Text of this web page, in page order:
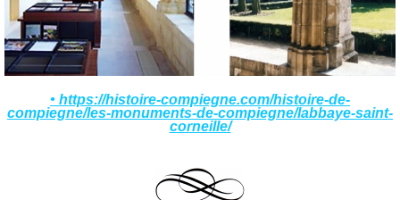
• https://histoire-compiegne.com/histoire-de-
compiegne/les-monuments-de-compiegne/labbaye-saint-
corneille/